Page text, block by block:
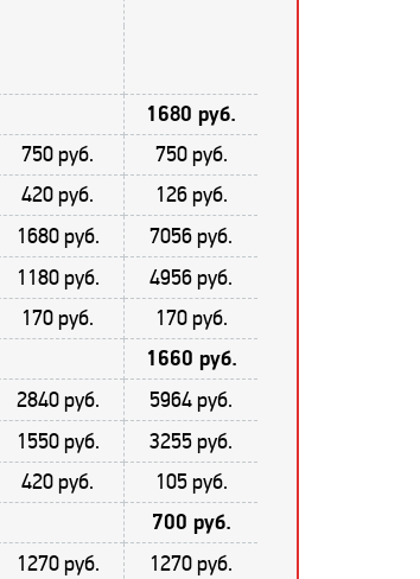
1680 руб.
750 руб.
750 руб.
420 руб.
126 руб.
1680 руб.
7056 руб.
1180 руб.
4956 руб.
170 руб. 170 руб.
1660 руб.
2840 руб.
5964 руб.
1550 руб.
3255 руб.
420 руб. 105 руб.
700 руб.
1270 руб.
1270 руб.